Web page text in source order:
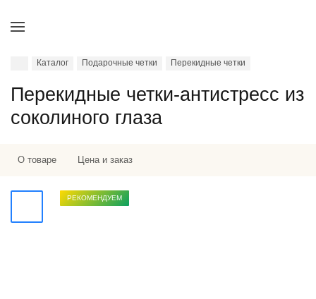
Каталог Подарочные четки Перекидные четки
Перекидные четки-антистресс из
соколиного глаза
О товаре Цена и заказ
РЕКОМЕНДУЕМ